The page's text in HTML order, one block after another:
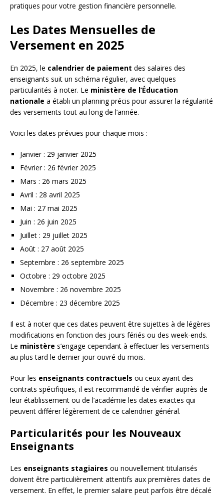
pratiques pour votre gestion financière personnelle.
Les Dates Mensuelles de
Versement en 2025
En 2025, le calendrier de paiement des salaires des
enseignants suit un schéma régulier, avec quelques
particularités à noter. Le ministère de l’Éducation
nationale a établi un planning précis pour assurer la régularité
des versements tout au long de l’année.
Voici les dates prévues pour chaque mois :
Janvier : 29 janvier 2025
Février : 26 février 2025
Mars : 26 mars 2025
Avril : 28 avril 2025
Mai : 27 mai 2025
Juin : 26 juin 2025
Juillet : 29 juillet 2025
Août : 27 août 2025
Septembre : 26 septembre 2025
Octobre : 29 octobre 2025
Novembre : 26 novembre 2025
Décembre : 23 décembre 2025
Il est à noter que ces dates peuvent être sujettes à de légères
modifications en fonction des jours fériés ou des week-ends.
Le ministère s’engage cependant à effectuer les versements
au plus tard le dernier jour ouvré du mois.
Pour les enseignants contractuels ou ceux ayant des
contrats spécifiques, il est recommandé de vérifier auprès de
leur établissement ou de l’académie les dates exactes qui
peuvent différer légèrement de ce calendrier général.
Particularités pour les Nouveaux
Enseignants
Les enseignants stagiaires ou nouvellement titularisés
doivent être particulièrement attentifs aux premières dates de
versement. En effet, le premier salaire peut parfois être décalé